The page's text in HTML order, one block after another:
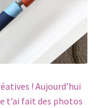
! Aujourd’hui
t’ai fait des photos